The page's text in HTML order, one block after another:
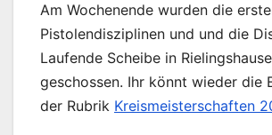
Am Wochenende wurden die
Pistolendisziplinen und und die
Laufende Scheibe in
geschossen. Ihr könnt wieder die
der Rubrik Kreismeisterschaften